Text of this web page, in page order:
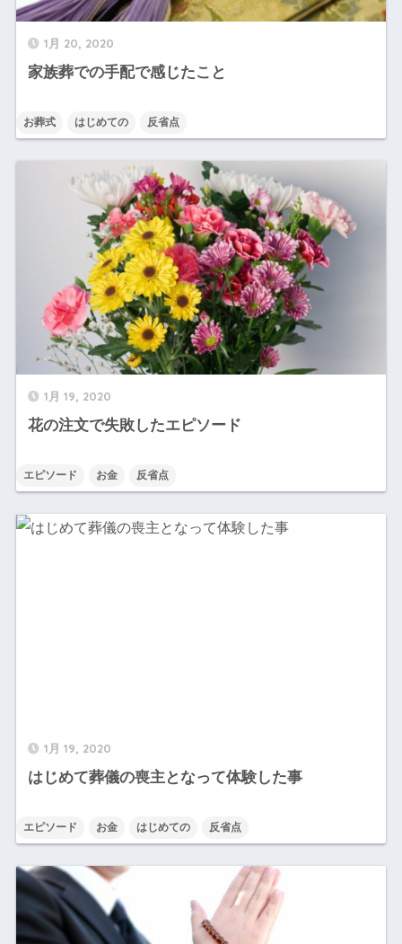
1月 20, 2020
家族葬での手配で感じたこと
お葬式 はじめての 反省点
1月 19, 2020
花の注文で失敗したエピソード
エピソード お金 反省点
1月 19, 2020
はじめて葬儀の喪主となって体験した事
エピソード お金 はじめての 反省点